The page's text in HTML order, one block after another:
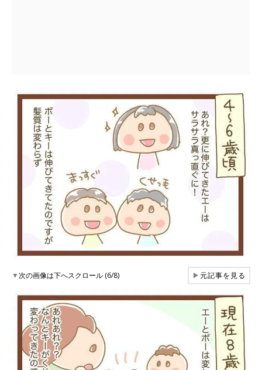
▼次の画像は下へスクロール (6/8) ▶元記事を見る